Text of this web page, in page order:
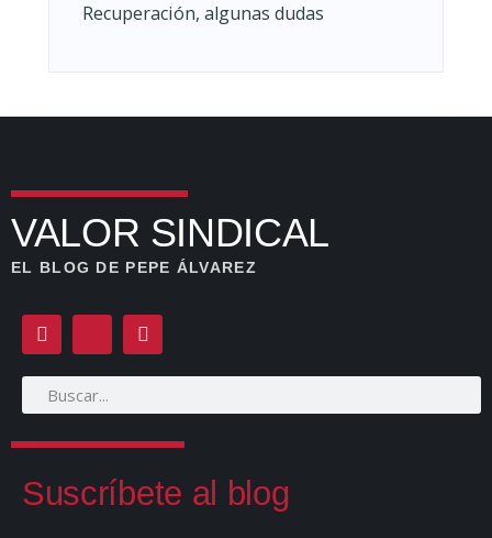
Recuperación, algunas dudas
VALOR SINDICAL
EL BLOG DE PEPE ÁLVAREZ
Suscríbete al blog